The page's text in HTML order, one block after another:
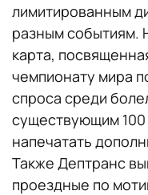
лимитированным
разным событиям.
карта,
чемпионату мира
спроса среди
существующим 100
напечатать
Также Дептранс
проездные по